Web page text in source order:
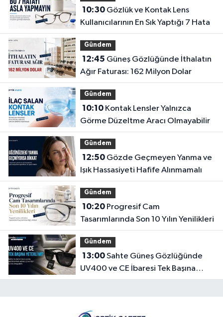
10:30Gözlük ve Kontak Lens
Kullanıcılarının En Sık Yaptığı 7 Hata
Gündem
12:45
Ağır Faturası: 162 Milyon Dolar
Gündem
10:10Kontak Lensler Yalnızca
Görme Düzeltme Aracı Olmayabilir
Gündem
12:50Gözde Geçmeyen Yanma ve
Işık Hassasiyeti Hafife Alınmamalı
Gündem
10:20Progresif Cam
Tasarımlarında Son 10 Yılın Yenilikleri
Gündem
13:00Sahte Güneş Gözlüğünde
UV400 ve CE İbaresi Tek Başına
Yeterli mi?